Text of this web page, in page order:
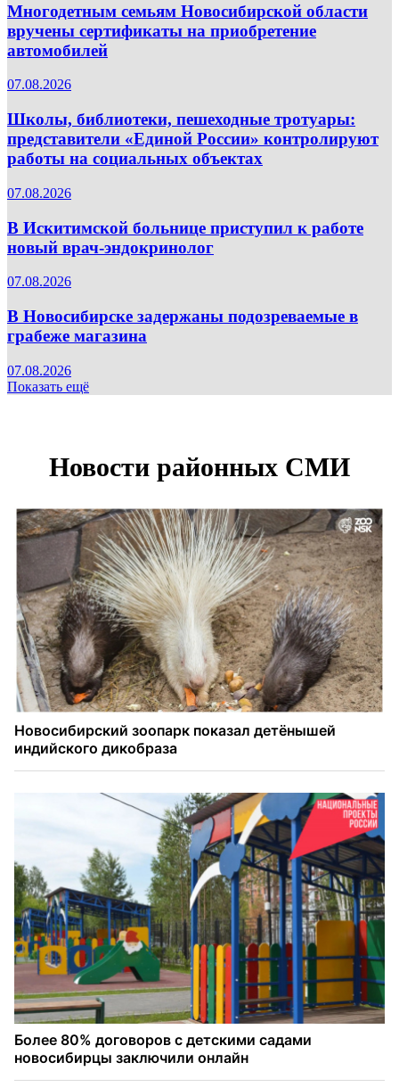
Многодетным семьям Новосибирской области
вручены сертификаты на приобретение
автомобилей
07.08.2026
Школы, библиотеки, пешеходные тротуары:
представители «Единой России» контролируют
работы на социальных объектах
07.08.2026
В Искитимской больнице приступил к работе
новый врач-эндокринолог
07.08.2026
В Новосибирске задержаны подозреваемые в
грабеже магазина
07.08.2026
Показать ещё